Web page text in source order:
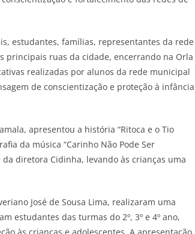
estudantes, famílias, representantes da rede
principais ruas da cidade, encerrando na Orla
realizadas por alunos da rede municipal
de conscientização e proteção à infância
apresentou a história “Ritoca e o Tio
da música “Carinho Não Pode Ser
diretora Cidinha, levando às crianças uma
José de Sousa Lima, realizaram uma
estudantes das turmas do 2º, 3º e 4º ano,